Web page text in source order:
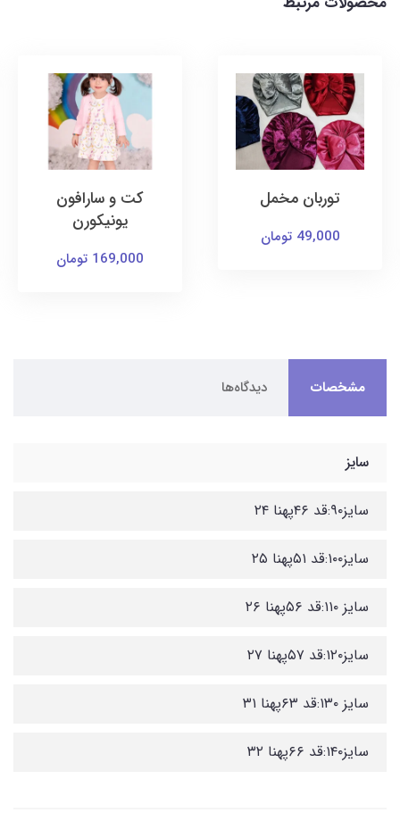
توربان مخمل
49,000 تومان
کت و سارافون
یونیکورن
169,000 تومان
مشخصات دیدگاه‌ها
سایز
سایز۹۰:قد ۴۶پهنا ۲۴
سایز۱۰۰:قد ۵۱پهنا ۲۵
سایز ۱۱۰:قد ۵۶پهنا ۲۶
سایز۱۲۰:قد ۵۷پهنا ۲۷
سایز ۱۳۰:قد ۶۳پهنا ۳۱
سایز۱۴۰:قد ۶۶پهنا ۳۲